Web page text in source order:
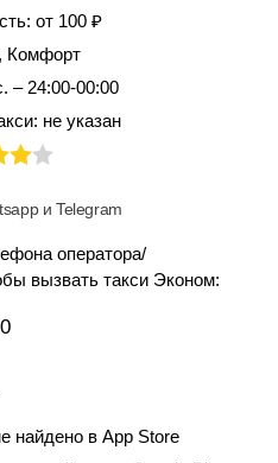
от 100 ₽
Комфорт
– 24:00-00:00
не указан
и Telegram
оператора/
вызвать такси Эконом:
найдено в App Store